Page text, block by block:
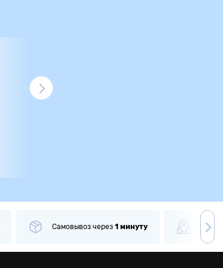
Самовывоз через 1 минуту Более